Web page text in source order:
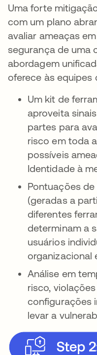
Uma forte
com um plano
avaliar ameaças
segurança de uma
abordagem
oferece às equipes
Um kit de
aproveita
partes para
risco em toda
possíveis
Identidade à
Pontuações
(geradas a
diferentes
determinam a
usuários
organizacional
Análise em
risco,
configurações
levar a